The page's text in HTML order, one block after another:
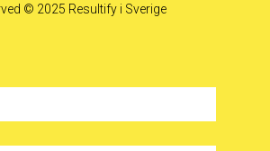
© 2025 Resultify i Sverige